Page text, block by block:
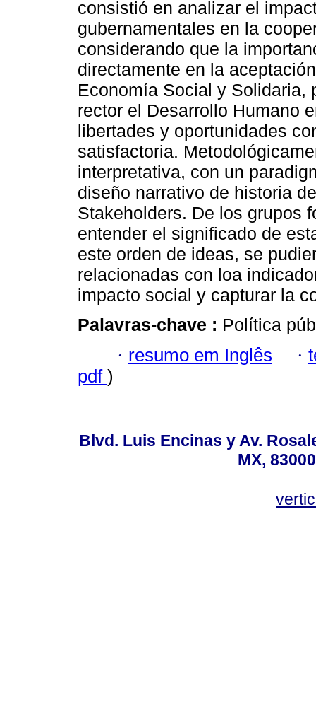
consistió en analizar el
gubernamentales en la
considerando que la
directamente en la
Economía Social y Solidaria,
rector el Desarrollo Humano
libertades y oportunidades
satisfactoria.
interpretativa, con un
diseño narrativo de historia
Stakeholders. De los grupos
entender el significado de
este orden de ideas, se
relacionadas con loa
impacto social y capturar la
Palavras-chave : Política
· resumo em Inglês ·
pdf )
Blvd. Luis Encinas y Av.
MX,